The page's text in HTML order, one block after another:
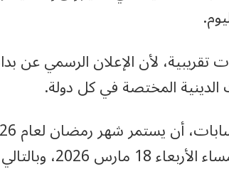
لأن الإعلان الرسمي عن
المختصة في كل دولة.
إلى ثلاثين يوما،